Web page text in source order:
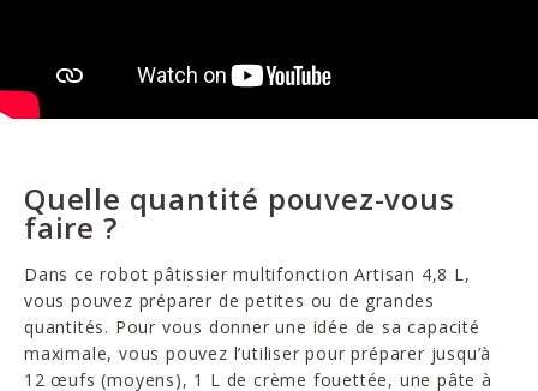
Quelle quantité pouvez-vous
faire ?
Dans ce robot pâtissier multifonction Artisan 4,8 L,
vous pouvez préparer de petites ou de grandes
quantités. Pour vous donner une idée de sa capacité
maximale, vous pouvez l’utiliser pour préparer jusqu’à
12 œufs (moyens), 1 L de crème fouettée, une pâte à